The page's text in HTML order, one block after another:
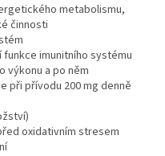
metabolismu,
činnosti
funkce imunitního systému
výkonu a po něm
při přívodu 200 mg denně
oxidativním stresem